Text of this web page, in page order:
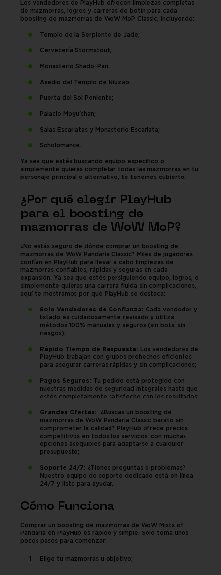
Los vendedores de PlayHub ofrecen limpiezas completas
de mazmorras, logros y carreras de botín para cada
boosting de mazmorras de WoW MoP Classic, incluyendo:
Templo de la Serpiente de Jade;
Cervecería Stormstout;
Monasterio Shado-Pan;
Asedio del Templo de Niuzao;
Puerta del Sol Poniente;
Palacio Mogu'shan;
Salas Escarlatas y Monasterio Escarlata;
Scholomance.
Ya sea que estés buscando equipo específico o
simplemente quieras completar todas las mazmorras en tu
personaje principal o alternativo, te tenemos cubierto.
¿Por qué elegir PlayHub
para el boosting de
mazmorras de WoW MoP?
¿No estás seguro de dónde comprar un boosting de
mazmorras de WoW Pandaria Classic? Miles de jugadores
confían en PlayHub para llevar a cabo limpiezas de
mazmorras confiables, rápidas y seguras en cada
expansión. Ya sea que estés persiguiendo equipo, logros, o
simplemente quieras una carrera fluida sin complicaciones,
aquí te mostramos por qué PlayHub se destaca:
Solo Vendedores de Confianza: Cada vendedor y
listado es cuidadosamente revisado y utiliza
métodos 100% manuales y seguros (sin bots, sin
riesgos);
Rápido Tiempo de Respuesta: Los vendedores de
PlayHub trabajan con grupos prehechos eficientes
para asegurar carreras rápidas y sin complicaciones;
Pagos Seguros: Tu pedido está protegido con
nuestras medidas de seguridad integrales hasta que
estés completamente satisfecho con los resultados;
Grandes Ofertas: ¿Buscas un boosting de
mazmorras de WoW Pandaria Classic barato sin
comprometer la calidad? PlayHub ofrece precios
competitivos en todos los servicios, con muchas
opciones asequibles para adaptarse a cualquier
presupuesto;
Soporte 24/7: ¿Tienes preguntas o problemas?
Nuestro equipo de soporte dedicado está en línea
24/7 y listo para ayudar.
Cómo Funciona
Comprar un boosting de mazmorras de WoW Mists of
Pandaria en PlayHub es rápido y simple. Solo toma unos
pocos pasos para comenzar:
Elige tu mazmorras u objetivo;